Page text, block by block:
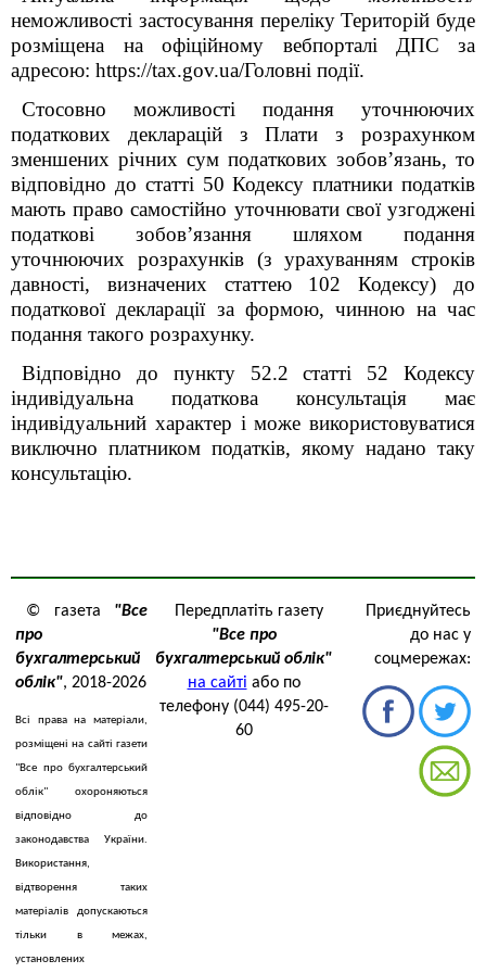
неможливості застосування переліку Територій буде
розміщена на офіційному вебпорталі ДПС
за
адресою: https://tax.gov.ua/Головні події.
Стосовно можливості подання уточнюючих
податкових декларацій з Плати з розрахунком
зменшених річних сум податкових зобов’язань, то
відповідно до статті 50 Кодексу платники податків
мають право самостійно уточнювати свої узгоджені
податкові зобов’язання шляхом подання
уточнюючих розрахунків (з урахуванням строків
давності, визначених статтею 102 Кодексу) до
податкової декларації за формою, чинною на час
подання такого розрахунку.
Відповідно до пункту 52.2 статті 52 Кодексу
індивідуальна податкова консультація має
індивідуальний характер і може використовуватися
виключно платником податків, якому надано таку
консультацію.
© газета "Все
про
бухгалтерський
облік", 2018-2026
Всі права на матеріали,
розміщені на сайті газети
"Все про бухгалтерський
облік" охороняються
відповідно до
законодавства України.
Використання,
відтворення таких
матеріалів допускаються
тільки в межах,
установлених
Передплатіть газету
"Все про
бухгалтерський облік"
на сайті або по
телефону (044) 495-20-
60
Приєднуйтесь
до нас у
соцмережах: